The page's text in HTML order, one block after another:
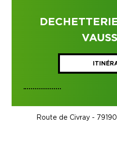
Route de Civray -